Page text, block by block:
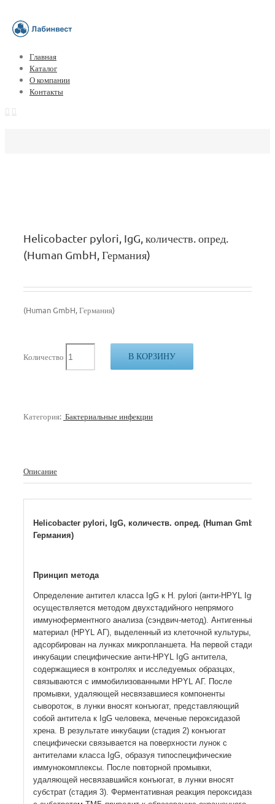
Главная
Каталог
О компании
Контакты
Helicobacter pylori, IgG, количеств. опред.
(Human GmbH, Германия)
(Human GmbH, Германия)
Количество В КОРЗИНУ
Категория: Бактериальные инфекции
Описание
Helicobacter pylori, IgG, количеств. опред. (Human GmbH,
Германия)
Принцип метода
Определение антител класса IgG к H. pylori (анти-HPYL IgG)
осуществляется методом двухстадийного непрямого
иммуноферментного анализа (сэндвич-метод). Антигенный
материал (HPYL АГ), выделенный из клеточной культуры,
адсорбирован на лунках микропланшета. На первой стадии
инкубации специфические анти-HPYL IgG антитела,
содержащиеся в контролях и исследуемых образцах,
связываются с иммобилизованными HPYL АГ. После
промывки, удаляющей несвязавшиеся компоненты
сывороток, в лунки вносят конъюгат, представляющий
собой антитела к IgG человека, меченые пероксидазой
хрена. В результате инкубации (стадия 2) конъюгат
специфически связывается на поверхности лунок с
антителами класса IgG, образуя типоспецифические
иммунокомплексы. После повторной промывки,
удаляющей несвязавшийся конъюгат, в лунки вносят
субстрат (стадия 3). Ферментативная реакция пероксидазы